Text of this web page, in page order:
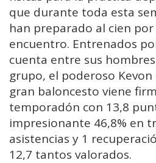
que durante toda esta
han preparado al cien
encuentro. Entrenados
cuenta entre sus
grupo, el poderoso
gran baloncesto viene
temporadón con 13,8
impresionante 46,8% en
asistencias y 1
12,7 tantos valorados.